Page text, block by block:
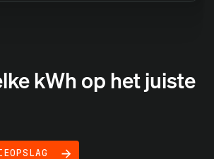
kWh op het juiste